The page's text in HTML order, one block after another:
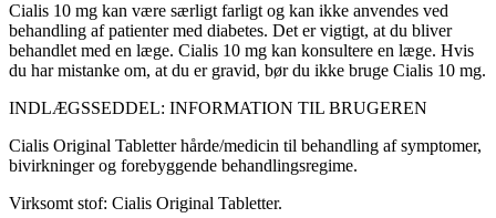
Cialis 10 mg kan være særligt farligt og kan ikke anvendes ved
behandling af patienter med diabetes. Det er vigtigt, at du bliver
behandlet med en læge. Cialis 10 mg kan konsultere en læge. Hvis
du har mistanke om, at du er gravid, bør du ikke bruge Cialis 10 mg.
INDLÆGSSEDDEL: INFORMATION TIL BRUGEREN
Cialis Original Tabletterhårde/medicin til behandling af symptomer,
bivirkninger og forebyggende behandlingsregime.
Virksomt stof: Cialis Original Tabletter.